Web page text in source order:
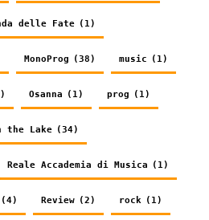
delle Fate (1)
MonoProg (38) music (1)
Osanna (1) prog (1)
the Lake (34)
Reale Accademia di Musica (1)
(4) Review (2) rock (1)